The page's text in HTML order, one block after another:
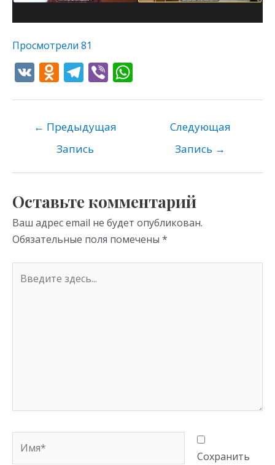
Просмотрели 81
V O
o
kl
as
ni
ki
T
gr
a
m
Vi
p
← Предыдущая
Запись
Следующая
Запись →
Оставьте комментарий
Ваш адрес email не будет опубликован.
Обязательные поля помечены *
здесь...
Сохранить